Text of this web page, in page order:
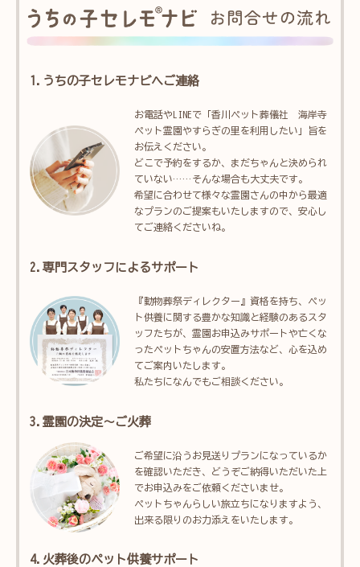
1.うちの子セレモナビへご連絡
お電話やLINEで「香川ペット葬儀社 海岸寺
ペット霊園やすらぎの里を利用したい」旨を
お伝えください。
どこで予約をするか、まだちゃんと決められ
ていない……そんな場合も大丈夫です。
希望に合わせて様々な霊園さんの中から最適
なプランのご提案もいたしますので、安心し
てご連絡くださいね。
2.専門スタッフによるサポート
『動物葬祭ディレクター』資格を持ち、ペッ
ト供養に関する豊かな知識と経験のあるスタ
ッフたちが、霊園お申込みサポートや亡くな
ったペットちゃんの安置方法など、心を込め
てご案内いたします。
私たちになんでもご相談ください。
3.霊園の決定～ご火葬
ご希望に沿うお見送りプランになっているか
を確認いただき、どうぞご納得いただいた上
でお申込みをご依頼くださいませ。
ペットちゃんらしい旅立ちになりますよう、
出来る限りのお力添えをいたします。
4.火葬後のペット供養サポート